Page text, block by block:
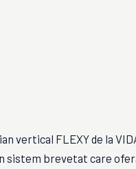
vertical FLEXY de la
sistem brevetat care